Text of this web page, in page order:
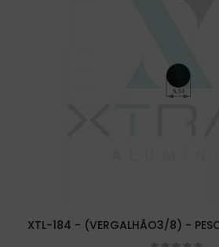
XTL-184 - (VERGALHÃO3/8) -